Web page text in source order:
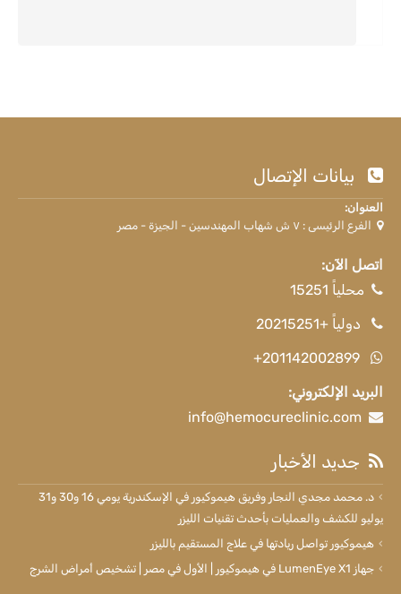
بيانات الإتصال
العنوان:
الفرع الرئيسى : ٧ ش شهاب المهندسين - الجيزة - مصر
اتصل الآن:
محلياً 15251
دولياً +20215251
+201142002899
البريد الإلكتروني:
info@hemocureclinic.com
جديد الأخبار
د. محمد مجدي النجار وفريق هيموكيور في الإسكندرية يومي 16 و30 و31
يوليو للكشف والعمليات بأحدث تقنيات الليزر
هيموكيور تواصل ريادتها في علاج المستقيم بالليزر
جهاز LumenEye X1 في هيموكيور | الأول في مصر | تشخيص أمراض الشرج